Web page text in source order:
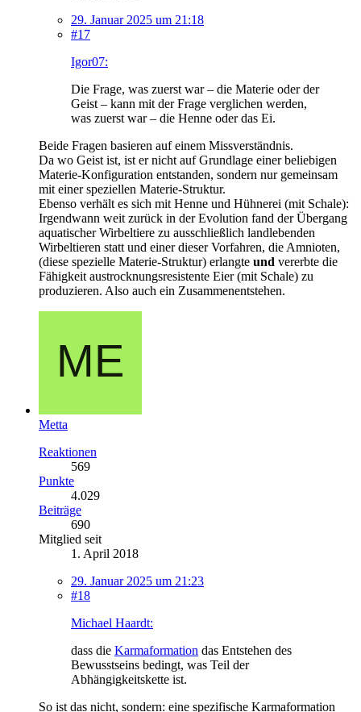
29. Januar 2025 um 21:18
#17
Igor07:
Die Frage, was zuerst war – die Materie oder der
Geist – kann mit der Frage verglichen werden,
was zuerst war – die Henne oder das Ei.
Beide Fragen basieren auf einem Missverständnis.
Da wo Geist ist, ist er nicht auf Grundlage einer beliebigen
Materie-Konfiguration entstanden, sondern nur gemeinsam
mit einer speziellen Materie-Struktur.
Ebenso verhält es sich mit Henne und Hühnerei (mit Schale):
Irgendwann weit zurück in der Evolution fand der Übergang
aquatischer Wirbeltiere zu ausschließlich landlebenden
Wirbeltieren statt und einer dieser Vorfahren, die Amnioten,
(diese spezielle Materie-Struktur) erlangte und vererbte die
Fähigkeit austrocknungsresistente Eier (mit Schale) zu
produzieren. Also auch ein Zusammenentstehen.
Metta
Reaktionen
569
Punkte
4.029
Beiträge
690
Mitglied seit
1. April 2018
29. Januar 2025 um 21:23
#18
Michael Haardt:
dass die Karmaformation das Entstehen des
Bewusstseins bedingt, was Teil der
Abhängigkeitskette ist.
So ist das nicht, sondern: eine spezifische Karmaformation